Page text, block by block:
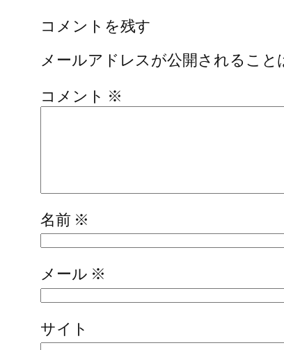
コメントを残す
メールアドレスが公開されること
コメント ※
名前 ※
メール ※
サイト